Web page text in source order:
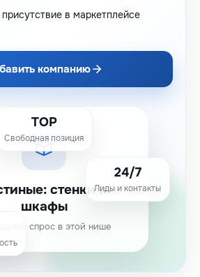
в маркетплейсе
компанию
стенки и
шкафы
спрос в этой нише
TOP
Свободная позиция
24/7
Лиды и контакты